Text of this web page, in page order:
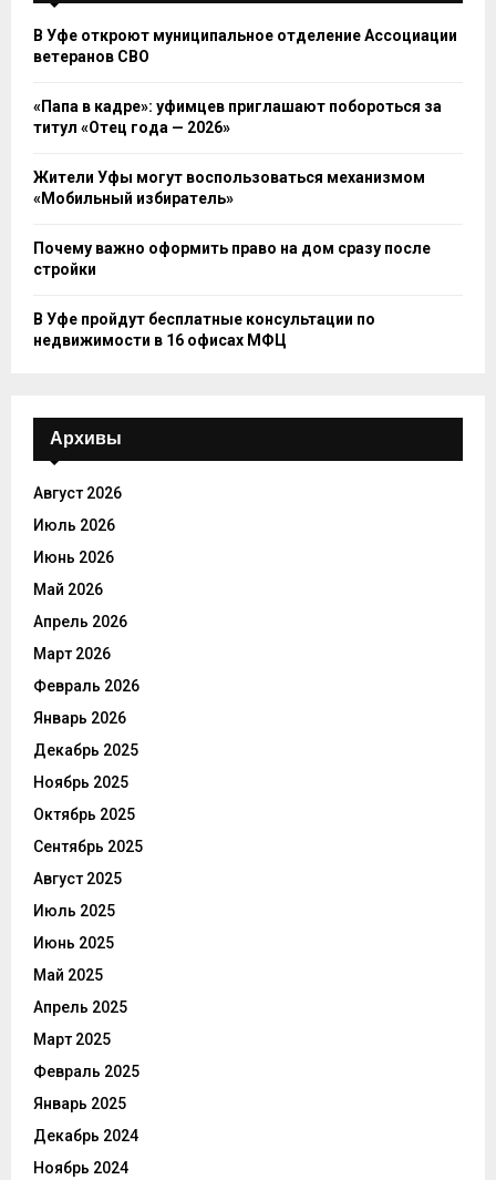
В Уфе откроют муниципальное отделение Ассоциации
ветеранов СВО
«Папа в кадре»: уфимцев приглашают побороться за
титул «Отец года — 2026»
Жители Уфы могут воспользоваться механизмом
«Мобильный избиратель»
Почему важно оформить право на дом сразу после
стройки
В Уфе пройдут бесплатные консультации по
недвижимости в 16 офисах МФЦ
Архивы
Август 2026
Июль 2026
Июнь 2026
Май 2026
Апрель 2026
Март 2026
Февраль 2026
Январь 2026
Декабрь 2025
Ноябрь 2025
Октябрь 2025
Сентябрь 2025
Август 2025
Июль 2025
Июнь 2025
Май 2025
Апрель 2025
Март 2025
Февраль 2025
Январь 2025
Декабрь 2024
Ноябрь 2024